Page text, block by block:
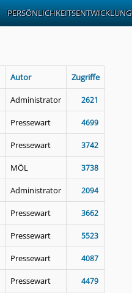
PERSÖNLICHKEITSENTWICKLUNG
Autor Zugriffe
Administrator 2621
Pressewart 4699
Pressewart 3742
MÖL 3738
Administrator 2094
Pressewart 3662
Pressewart 5523
Pressewart 4087
Pressewart 4479